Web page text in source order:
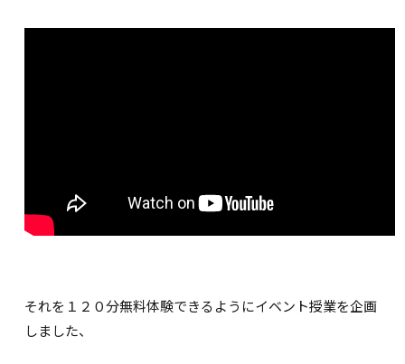
それを１２０分無料体験できるようにイベント授業を企画
しました、